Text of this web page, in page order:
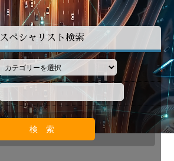
スペシャリスト検索